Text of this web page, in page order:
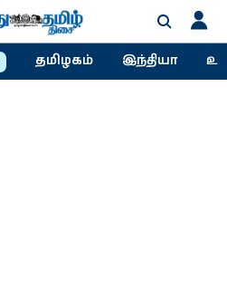
தமிழகம் இந்தியா